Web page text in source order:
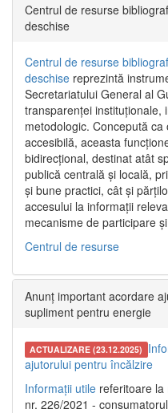
Centrul de resurse
deschise
Centrul de resurse
deschise reprezintă
Secretariatului General al
transparenței instituționale,
metodologic. Concepută
accesibilă, aceasta
bidirecțional, destinat atât
publică centrală și locală,
și bune practici, cât și
accesului la informații
mecanisme de participare
Centrul de resurse
Anunț important acordare
supliment pentru energie
ACTUALIZARE (23.12.2025)
ajutorului pentru încălzire
Informații utile referitoare
nr. 226/2021 -